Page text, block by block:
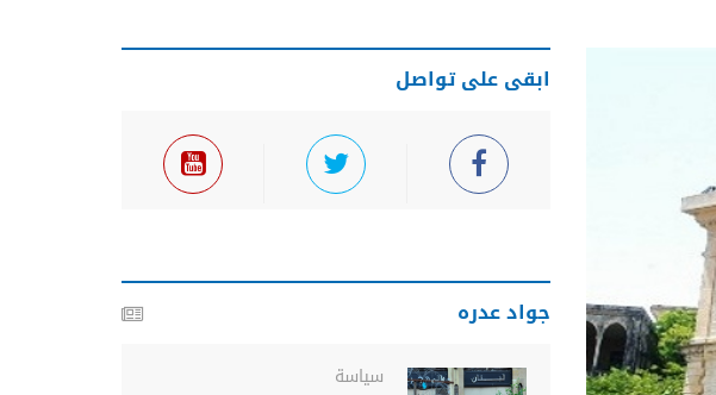
ابقى على تواصل
جواد عدره
سياسة